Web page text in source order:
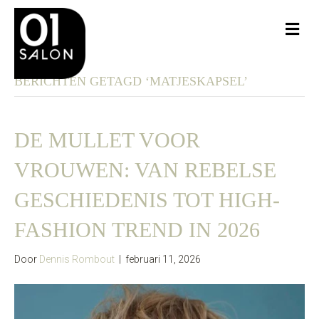
BERICHTEN GETAGD ‘MATJESKAPSEL’
DE MULLET VOOR
VROUWEN: VAN REBELSE
GESCHIEDENIS TOT HIGH-
FASHION TREND IN 2026
Door Dennis Rombout februari 11, 2026